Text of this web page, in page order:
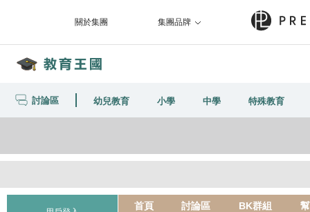
關於集團 集團品牌
討論區 幼兒教育 小學 中學 特殊教育
首頁 討論區 BK群組